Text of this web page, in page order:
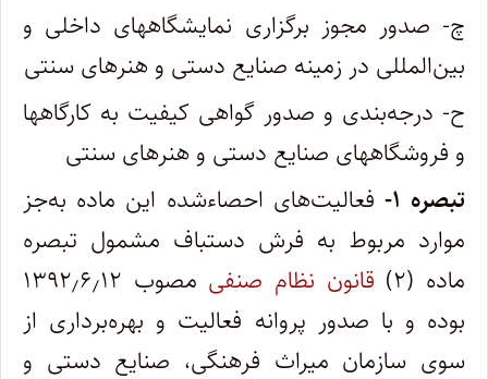
چ- صدور مجوز برگزاری نمایشگاههای داخلی و
بین‌المللی در زمینه صنایع دستی و هنرهای سنتی
ح- درجه‌بندی و صدور گواهی کیفیت به کارگاهها
و فروشگاههای صنایع دستی و هنرهای سنتی
تبصره ۱-
فعالیت‌های احصاء‌شده این ماده به‌جز
موارد مربوط به فرش دستباف مشمول تبصره
ماده (۲)
قانون نظام صنفی
مصوب ۱۳۹۲٫۶٫۱۲
بوده و با صدور پروانه فعالیت و بهره‌برداری از
سوی سازمان میراث فرهنگی، صنایع دستی و